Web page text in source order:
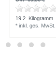
19.2 Kilogramm
*inkl. ges. MwSt.